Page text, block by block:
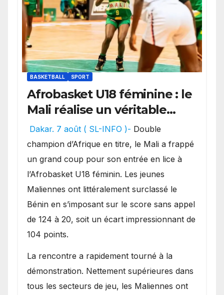
BASKETBALL SPORT
Afrobasket U18 féminine : le
Mali réalise un véritable
festival offensif et inflige
une lourde défaite au
Bénin.
Dakar. 7 août ( SL-INFO )- Double
champion d’Afrique en titre, le Mali a frappé
un grand coup pour son entrée en lice à
l’Afrobasket U18 féminin. Les jeunes
Maliennes ont littéralement surclassé le
Bénin en s’imposant sur le score sans appel
de 124 à 20, soit un écart impressionnant de
104 points.
La rencontre a rapidement tourné à la
démonstration. Nettement supérieures dans
tous les secteurs de jeu, les Maliennes ont